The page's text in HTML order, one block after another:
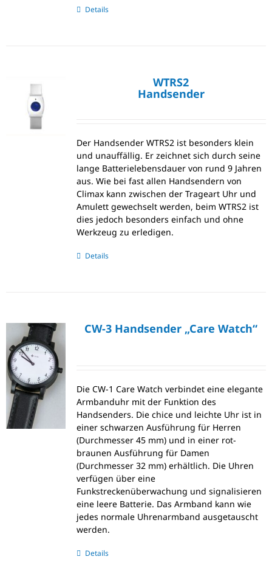
Details
WTRS2
Handsender
Der Handsender WTRS2 ist besonders klein
und unauffällig. Er zeichnet sich durch seine
lange Batterielebensdauer von rund 9 Jahren
aus. Wie bei fast allen Handsendern von
Climax kann zwischen der Trageart Uhr und
Amulett gewechselt werden, beim WTRS2 ist
dies jedoch besonders einfach und ohne
Werkzeug zu erledigen.
Details
CW-3 Handsender „Care Watch“
Die CW-1 Care Watch verbindet eine elegante
Armbanduhr mit der Funktion des
Handsenders. Die chice und leichte Uhr ist in
einer schwarzen Ausführung für Herren
(Durchmesser 45 mm) und in einer rot-
braunen Ausführung für Damen
(Durchmesser 32 mm) erhältlich. Die Uhren
verfügen über eine
Funkstreckenüberwachung und signalisieren
eine leere Batterie. Das Armband kann wie
jedes normale Uhrenarmband ausgetauscht
werden.
Details